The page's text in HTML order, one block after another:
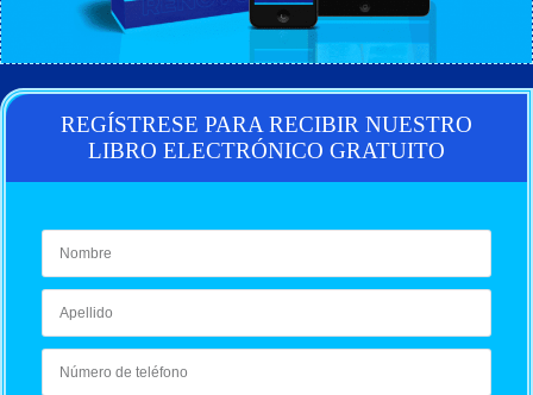
REGÍSTRESE PARA RECIBIR NUESTRO
LIBRO ELECTRÓNICO GRATUITO